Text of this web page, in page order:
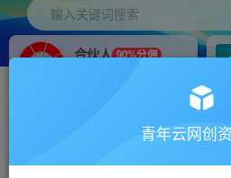
输入关键词搜索
合伙人 90%分佣
搭建同款网站，自己当老板
青年云网创